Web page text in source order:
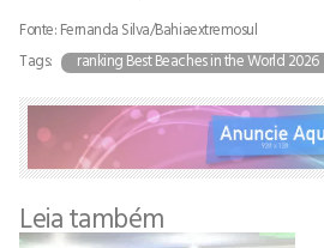
Fonte: Fernanda Silva/Bahiaextremosul
Tags:
ranking Best Beaches in the World 2026
Leia também